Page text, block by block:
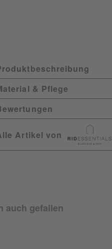
& Pflege
Artikel von
auch gefallen